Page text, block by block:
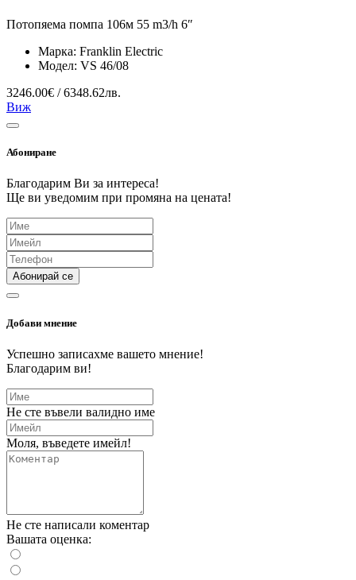
Потопяема помпа 106м 55 m3/h 6″
Марка: Franklin Electric
Модел: VS 46/08
3246.00€ / 6348.62лв.
Виж
Абониране
Благодарим Ви за интереса!
Ще ви уведомим при промяна на цената!
Абонирай се
Добави мнение
Успешно записахме вашето мнение!
Благодарим ви!
Не сте въвели валидно име
Моля, въведете имейл!
Не сте написали коментар
Вашата оценка: